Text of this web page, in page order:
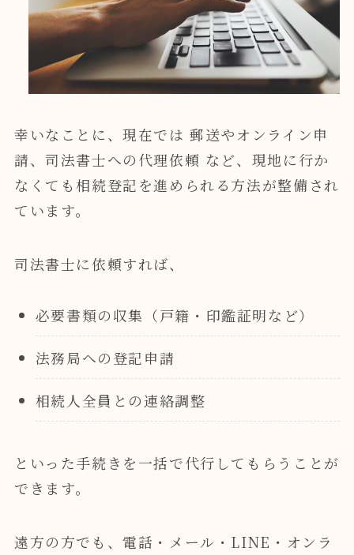
幸いなことに、現在では 郵送やオンライン申
請、司法書士への代理依頼 など、現地に行か
なくても相続登記を進められる方法が整備され
ています。
司法書士に依頼すれば、
必要書類の収集（戸籍・印鑑証明など）
法務局への登記申請
相続人全員との連絡調整
といった手続きを一括で代行してもらうことが
できます。
遠方の方でも、電話・メール・LINE・オンラ